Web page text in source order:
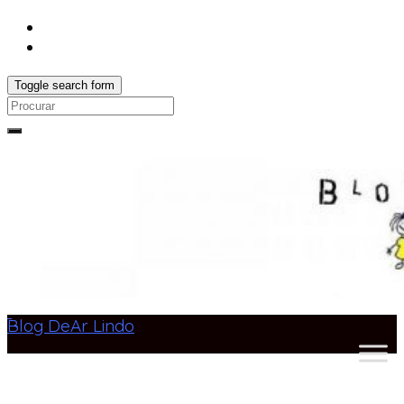
Toggle search form
Search
Blog DeAr Lindo